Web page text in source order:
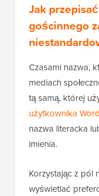
Jak
gościnnego
Czasami nazwa,
mediach
tą samą, której
użytkownika
nazwa literacka
imienia.
Korzystając z pól
wyświetlać